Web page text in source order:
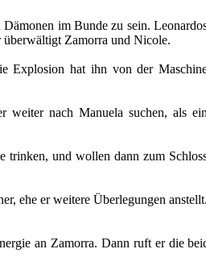
im Bunde zu sein.
überwältigt Zamorra und Nicole.
Explosion hat ihn von der
nach Manuela suchen, als ein
trinken, und wollen dann zum
ehe er weitere Überlegungen anstellt.
an Zamorra. Dann ruft er die